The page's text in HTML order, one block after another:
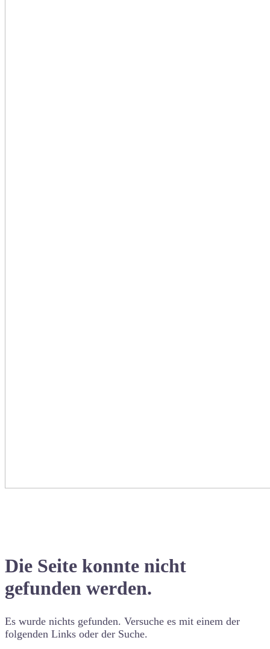
Die Seite konnte nicht
gefunden werden.
Es wurde nichts gefunden. Versuche es mit einem der
folgenden Links oder der Suche.